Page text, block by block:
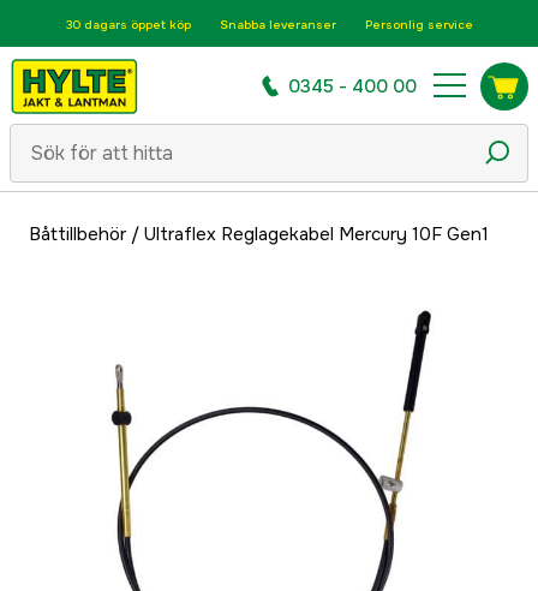
30 dagars öppet köp Snabba leveranser Personlig service
0345 - 400 00
Båttillbehör/ Ultraflex Reglagekabel Mercury 10F Gen1